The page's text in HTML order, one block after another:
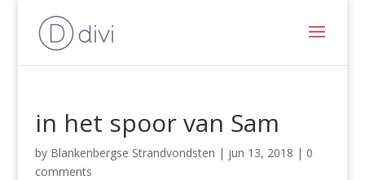
in het spoor van Sam
by Blankenbergse Strandvondsten | jun 13, 2018 | 0
comments